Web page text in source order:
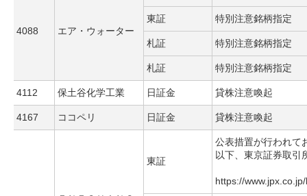
4088 エア・ウォーター
東証 特別注意銘柄指定
札証 特別注意銘柄指定
札証 特別注意銘柄指定
4112 保土谷化学工業 日証金 貸株注意喚起
4167 ココペリ 日証金 貸株注意喚起
東証
公表措置が行われて
以下、東京証券取引
https://